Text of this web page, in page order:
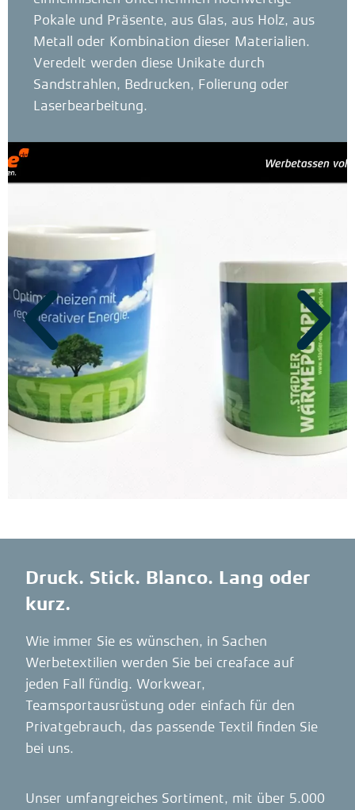
Pokale und Präsente, aus Glas, aus Holz, aus
Metall oder Kombination dieser Materialien.
Veredelt werden diese Unikate durch
Sandstrahlen, Bedrucken, Folierung oder
Laserbearbeitung.
Druck. Stick. Blanco. Lang oder
kurz.
Wie immer Sie es wünschen, in Sachen
Werbetextilien werden Sie bei creaface auf
jeden Fall fündig. Workwear,
Teamsportausrüstung oder einfach für den
Privatgebrauch, das passende Textil finden Sie
bei uns.
Unser umfangreiches Sortiment, mit über 5.000